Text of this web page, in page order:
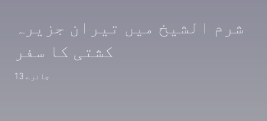
شرم الشیخ میں تیران جزیرہ
کشتی کا سفر
13 جائزے